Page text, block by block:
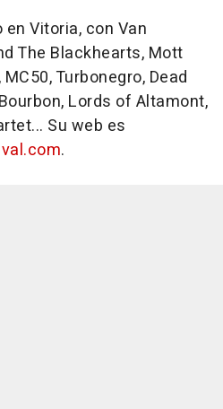
Vitoria, con Van
The Blackhearts, Mott
Turbonegro, Dead
Lords of Altamont,
Su web es
.